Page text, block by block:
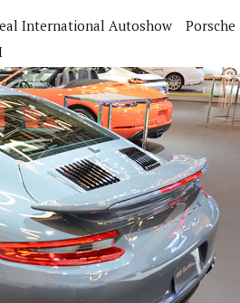
International Autoshow
Porsche